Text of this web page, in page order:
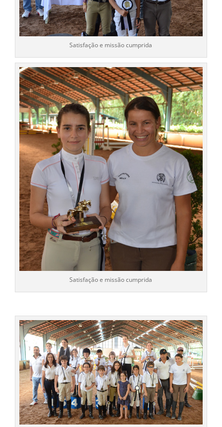
Satisfação e missão cumprida
Satisfação e missão cumprida